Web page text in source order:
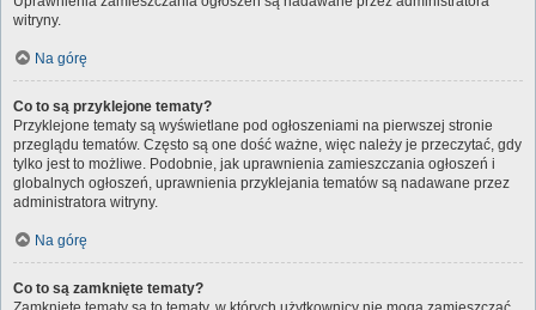
witryny.
Na górę
Co to są przyklejone tematy?
Przyklejone tematy są wyświetlane pod ogłoszeniami na pierwszej stronie
przeglądu tematów. Często są one dość ważne, więc należy je przeczytać, gdy
tylko jest to możliwe. Podobnie, jak uprawnienia zamieszczania ogłoszeń i
globalnych ogłoszeń, uprawnienia przyklejania tematów są nadawane przez
administratora witryny.
Na górę
Co to są zamknięte tematy?